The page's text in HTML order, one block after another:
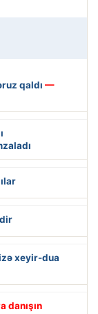
qaldı —
xeyir-dua
danışın